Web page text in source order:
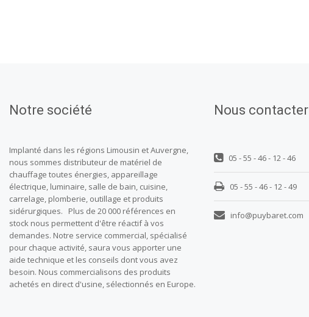
Notre société
Implanté dans les régions Limousin et Auvergne,
nous sommes distributeur de matériel de
chauffage toutes énergies, appareillage
électrique, luminaire, salle de bain, cuisine,
carrelage, plomberie, outillage et produits
sidérurgiques. Plus de 20 000 références en
stock nous permettent d'être réactif à vos
demandes. Notre service commercial, spécialisé
pour chaque activité, saura vous apporter une
aide technique et les conseils dont vous avez
besoin. Nous commercialisons des produits
achetés en direct d'usine, sélectionnés en Europe.
Nous contacter
05 - 55 - 46 - 12 - 46
05 - 55 - 46 - 12 - 49
info@puybaret.com